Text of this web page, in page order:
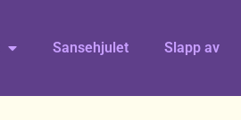
Sansehjulet Slapp av